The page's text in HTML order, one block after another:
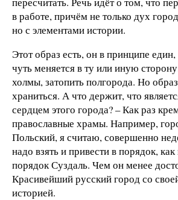
в работе, причём не только дух
но с элементами истории.
Этот образ есть, он в принципе
чуть меняется в ту или иную
холмы, затопить полгорода. Но
храниться. А что держит, что
сердцем этого города? – Как раз
православные храмы. Например,
Польский, я считаю, совершенно
надо взять и привести в порядок,
порядок Суздаль. Чем он менее
Красивейший русский город со
историей.